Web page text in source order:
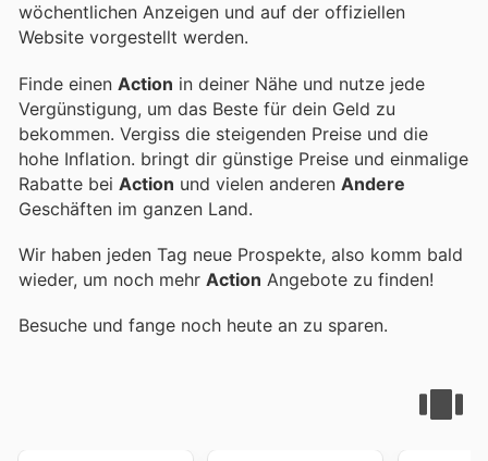
wöchentlichen Anzeigen und auf der offiziellen
Website vorgestellt werden.
Finde einen Action in deiner Nähe und nutze jede
Vergünstigung, um das Beste für dein Geld zu
bekommen. Vergiss die steigenden Preise und die
hohe Inflation. bringt dir günstige Preise und einmalige
Rabatte bei Action und vielen anderen Andere
Geschäften im ganzen Land.
Wir haben jeden Tag neue Prospekte, also komm bald
wieder, um noch mehr Action Angebote zu finden!
Besuche und fange noch heute an zu sparen.